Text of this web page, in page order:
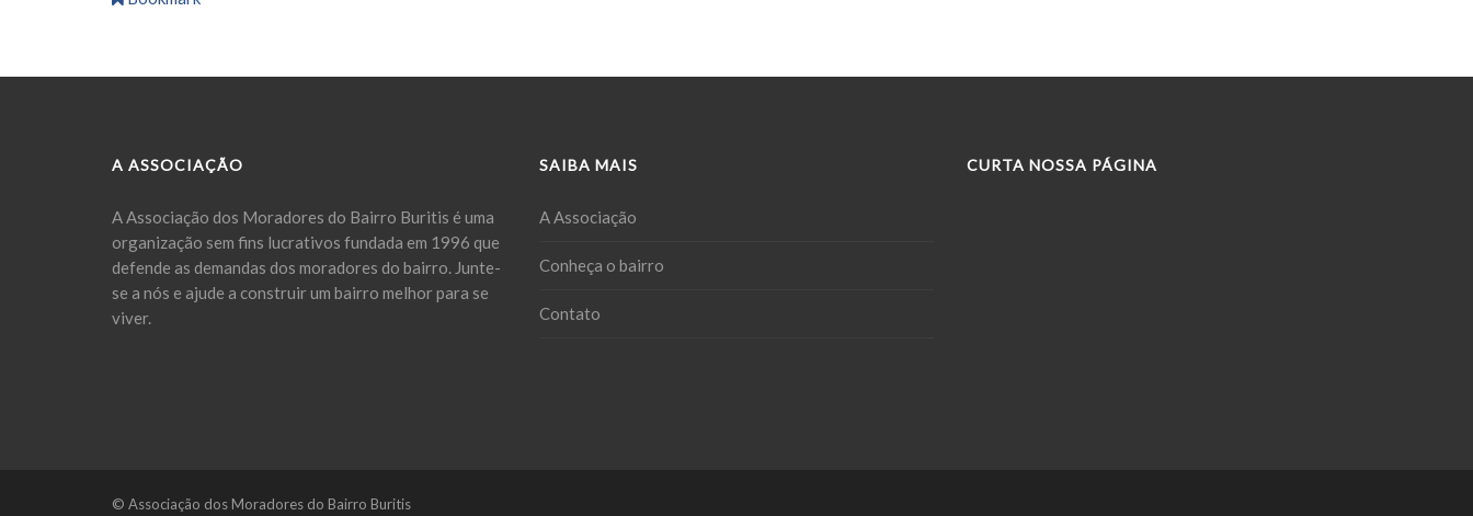
A ASSOCIAÇÃO
A Associação dos Moradores do Bairro Buritis é uma
organização sem fins lucrativos fundada em 1996 que
defende as demandas dos moradores do bairro. Junte-
se a nós e ajude a construir um bairro melhor para se
viver.
SAIBA MAIS
A Associação
Conheça o bairro
Contato
CURTA NOSSA PÁGINA
© Associação dos Moradores do Bairro Buritis